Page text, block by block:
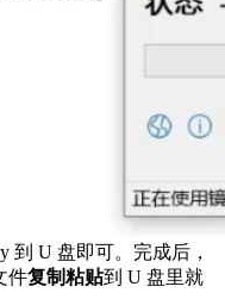
到 U 盘即可。完成后，
件复制粘贴到 U 盘里就